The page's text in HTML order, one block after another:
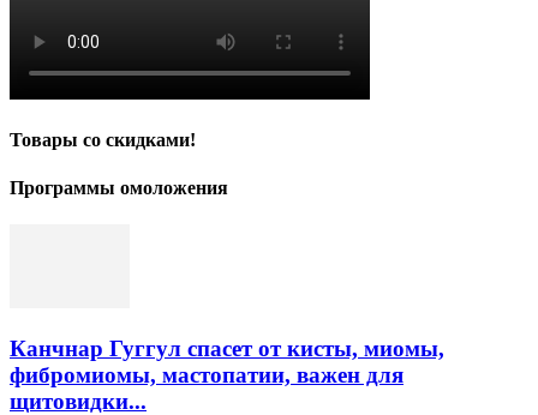
Товары со скидками!
Программы омоложения
Канчнар Гуггул спасет от кисты, миомы,
фибромиомы, мастопатии, важен для
щитовидки...